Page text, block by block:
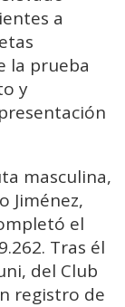
a
la prueba
y
masculina,
Jiménez,
el
Tras él
del Club
registro de